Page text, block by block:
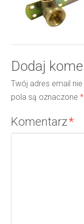
Dodaj
Twój adres email
pola są oznaczone*
Komentarz*